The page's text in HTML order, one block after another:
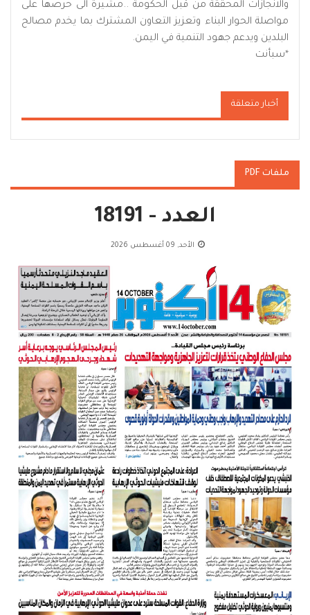
والانجازات المحققة من قبل الحكومة ..مشيرة الى حرصها على
مواصلة الحوار البناء وتعزيز التعاون المشترك بما يخدم مصالح
البلدين ويدعم جهود التنمية في اليمن.
*سبأنت
أخبار متعلقة
ملفات PDF
العدد - 18191
الأحد, 09 أغسطس 2026